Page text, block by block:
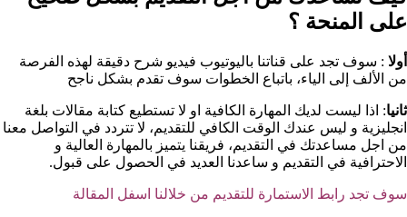
على المنحة ؟​
أولا : سوف تجد على قناتنا باليوتيوب فيديو شرح دقيقة لهذه الفرصة
من الألف إلى الياء، باتباع الخطوات سوف تقدم بشكل ناجح
ثانيا: اذا ليست لديك المهارة الكافية او لا تستطيع كتابة مقالات بلغة
انجليزية و ليس عندك الوقت الكافي للتقديم، لا تتردد في التواصل معنا
من اجل مساعدتك في التقديم، فريقنا يتميز بالمهارة العالية و
الاحترافية في التقديم و ساعدنا العديد في الحصول على قبول.
سوف تجد رابط الاستمارة للتقديم من خلالنا اسفل المقالة